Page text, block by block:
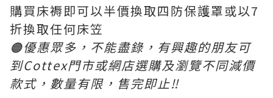
購買床褥即可以半價換取四防保護罩或以7
折換取任何床笠
🟠優惠眾多，不能盡錄，有興趣的朋友可
到Cottex門市或網店選購及瀏覽不同減價
款式，數量有限，售完即止‼️